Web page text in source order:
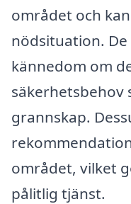
området och
nödsituation.
kännedom om
säkerhetsbehov
grannskap.
området, vilket
pålitlig tjänst.